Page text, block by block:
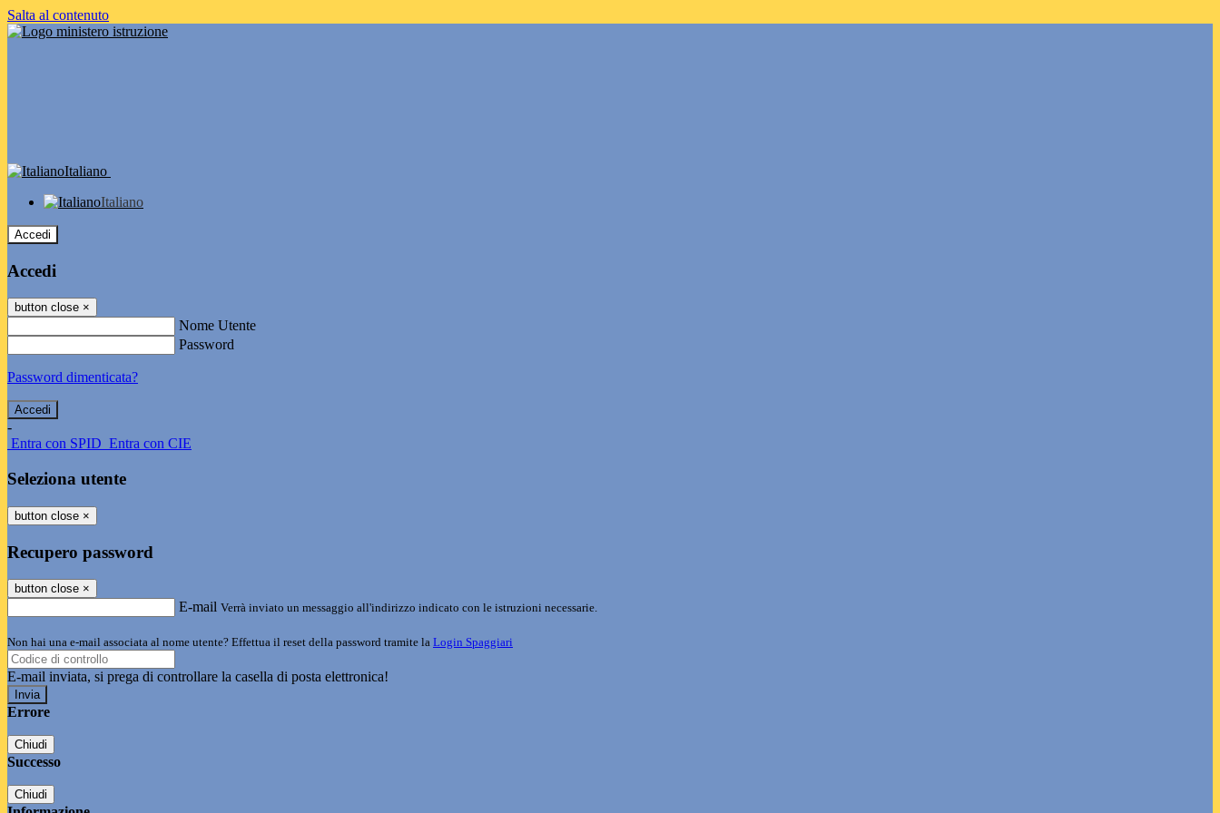
Salta al contenuto
Italiano
Italiano
Accedi
Accedi
button close ×
Nome Utente
Password
Password dimenticata?
-
Entra con SPID Entra con CIE
Seleziona utente
button close ×
Recupero password
button close ×
E-mail Verrà inviato un messaggio all'indirizzo indicato con le istruzioni necessarie.
Non hai una e-mail associata al nome utente? Effettua il reset della password tramite la Login Spaggiari
E-mail inviata, si prega di controllare la casella di posta elettronica!
Errore
Chiudi
Successo
Chiudi